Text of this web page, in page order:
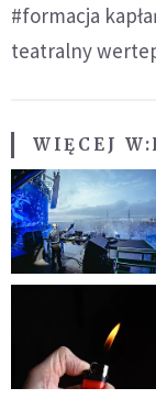
#formacja
teatralny
WIĘCEJ W: